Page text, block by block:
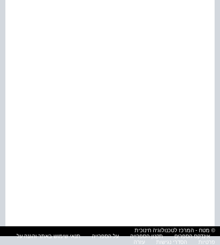
© מטח - המרכז לטכנולוגיה חינוכית
אינדקס הספרים
תקנון הספרייה על הספרייה
תנאי שימוש באתר והגנה על
פרטיות
הסדרי נגישות עזרה